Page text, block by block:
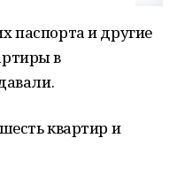
паспорта и другие
в
квартир и